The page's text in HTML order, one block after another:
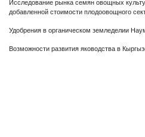
Исследование рынка семян овощных
добавленной стоимости плодоовощного
Удобрения в органическом земледелии
Возможности развития яководства в